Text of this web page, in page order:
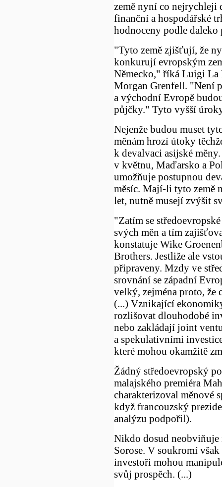
země nyní co nejrychleji
finanční a hospodářské
hodnoceny podle daleko
"Tyto země zjišťují, že
konkurují evropským
Německo," říká Luigi La
Morgan Grenfell. "Není
a východní Evropě
půjčky." Tyto vyšší
Nejenže budou muset
měnám hrozí útoky
k devalvaci asijské
v květnu, Maďarsko a
umožňuje postupnou
měsíc. Mají-li tyto země
let, nutně musejí zvýšit
"Zatím se
svých měn a tím
konstatuje Wike
Brothers. Jestliže ale
připraveny. Mzdy ve
srovnání se západní
velký, zejména proto, že
(...) Vznikající
rozlišovat dlouhodobé
nebo zakládají joint
a spekulativními
které mohou okamžitě
Žádný středoevropský
malajského premiéra
charakterizoval měnové
když francouzský
analýzu podpořil).
Nikdo dosud neobviňuje
Sorose. V soukromí
investoři mohou
svůj prospěch. (...)